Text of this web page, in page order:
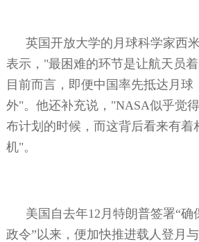
英国开放大学的月球科学家西
表示， "最困难的环节是让航天员
目前而言，即便中国率先抵达月球
外"。他还补充说， "NASA似乎觉
布计划的时候，而这背后看来有着
机"。
美国自去年12 月特朗普签署“
政令”以来，便加快推进载人登月